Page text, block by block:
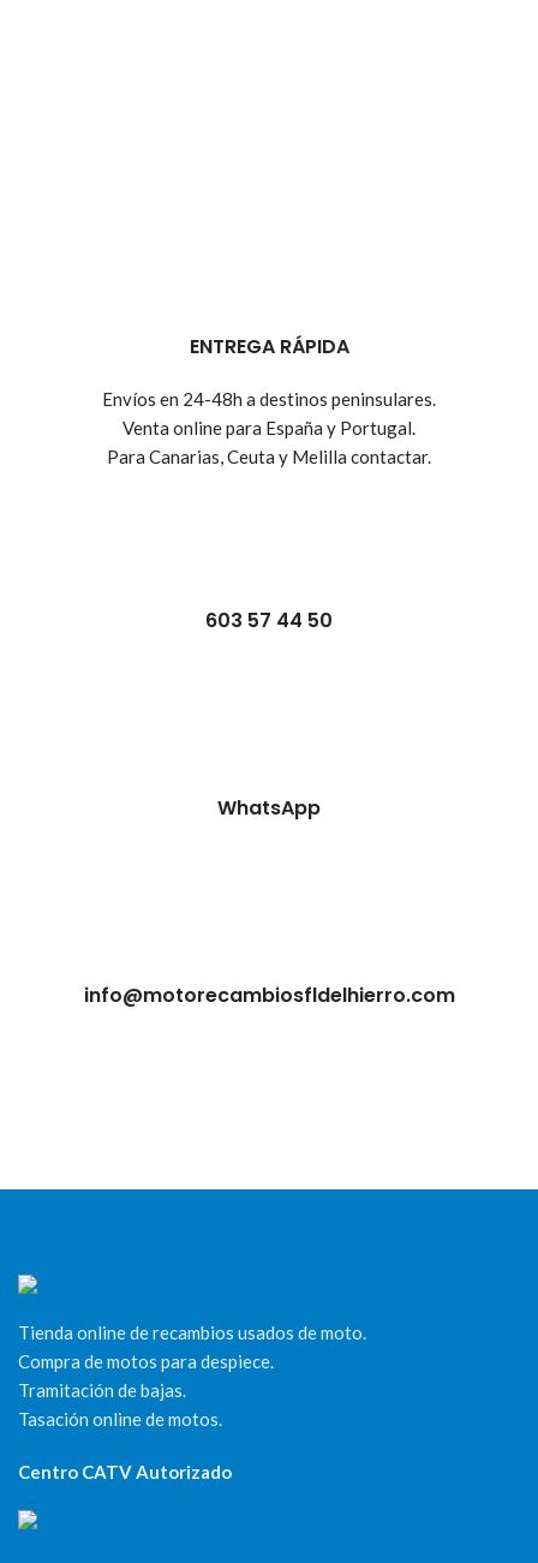
ENTREGA RÁPIDA
Envíos en 24-48h a destinos peninsulares.
Venta online para España y Portugal.
Para Canarias, Ceuta y Melilla contactar.
603 57 44 50
WhatsApp
info@motorecambiosfldelhierro.com
Tienda online de recambios usados de moto.
Compra de motos para despiece.
Tramitación de bajas.
Tasación online de motos.
Centro CATV Autorizado